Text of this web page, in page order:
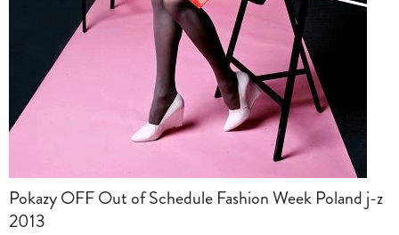
Pokazy OFF Out of Schedule Fashion Week Poland j-z
2013